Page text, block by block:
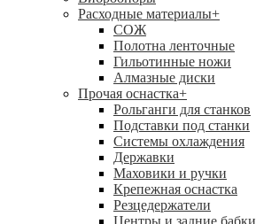
Расходные материалы+
СОЖ
Полотна ленточные
Гильотинные ножи
Алмазные диски
Прочая оснастка+
Рольганги для станков
Подставки под станки
Системы охлаждения
Державки
Маховики и ручки
Крепежная оснастка
Резцедержатели
Центры и задние бабки